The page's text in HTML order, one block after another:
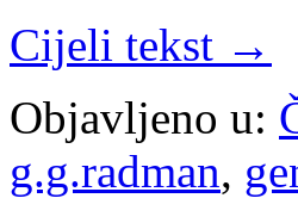
Cijeli tekst →
Objavljeno u:
g.g.radman,